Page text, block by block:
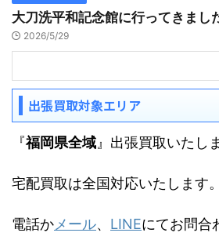
大刀洗平和記念館に行ってきまし
2026/5/29
出張買取対象エリア
『福岡県全域 』出張買取いたし
宅配買取は全国対応いたします。
電話かメール、 LINEにてお問合